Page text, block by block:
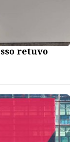
retuvo